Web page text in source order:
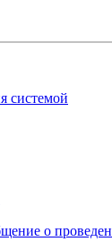
системой
о